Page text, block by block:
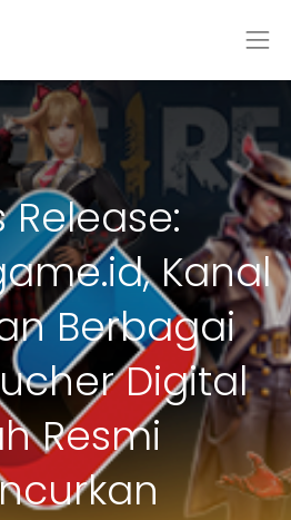
Release:
Kanal
Berbagai
Digital
Resmi